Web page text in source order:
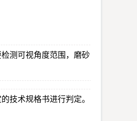
测可视角度范围，磨砂
技术规格书进行判定。